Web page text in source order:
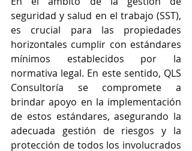
seguridad y salud en el trabajo (SST),
es crucial para las propiedades
horizontales cumplir con estándares
mínimos establecidos por la
normativa legal. En este sentido, QLS
Consultoría se compromete a
brindar apoyo en la implementación
de estos estándares, asegurando la
adecuada gestión de riesgos y la
protección de todos los involucrados